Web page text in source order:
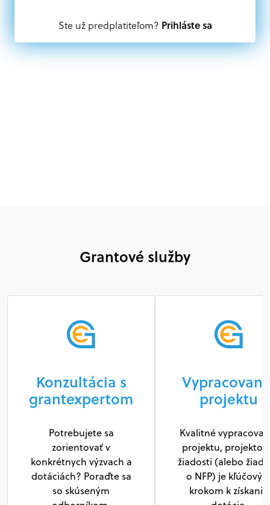
Oprávnení partneri:
Akákoľvek právnická osoba, t. j. verejný alebo súkromný
subjekt, komerčný alebo nekomerčný, ako aj
Ste už predplatiteľom? Prihláste sa
Grantové služby
Konzultácia s
grantexpertom
Potrebujete sa
zorientovať v
konkrétnych výzvach a
dotáciách? Poraďte sa
so skúseným
projektu
Kvalitné
projektu,
žiadosti (alebo
o NFP) je
krokom k získaniu